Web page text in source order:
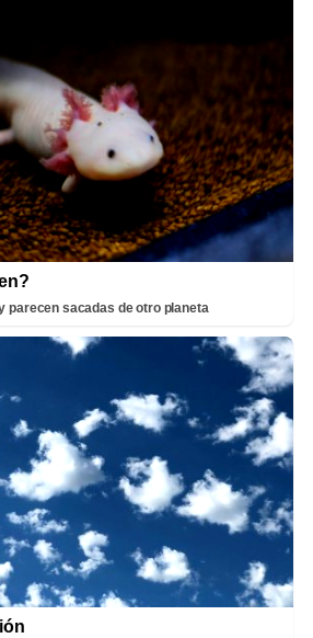
parecen sacadas de otro planeta